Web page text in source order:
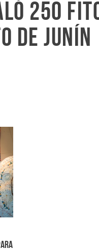
250
de Junín